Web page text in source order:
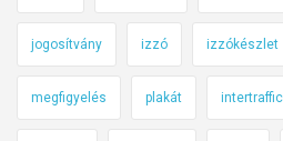
jogosítvány izzó izzókészlet
megfigyelés plakát intertraffic